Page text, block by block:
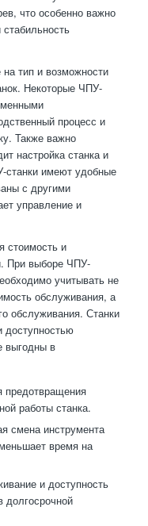
что особенно важно
на тип и возможности
Некоторые ЧПУ-
процесс и
Также важно
настройка станка и
станки имеют удобные
с другими
управление и
стоимость и
При выборе ЧПУ-
учитывать не
обслуживания, а
обслуживания. Станки
доступностью
выгодны в
работы станка.
смена инструмента
время на
и доступность
долгосрочной